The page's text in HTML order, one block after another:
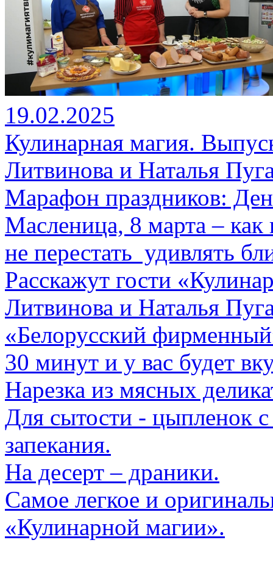
19.02.2025
Кулинарная магия.
Литвинова и Наталья
Марафон праздников:
Масленица, 8 марта – как
не перестать удивлять
Расскажут гости
Литвинова и Наталья
«Белорусский
30 минут и у вас будет
Нарезка из мясных
Для сытости - цыпленок
запекания.
На десерт – драники.
Самое легкое и
«Кулинарной магии».